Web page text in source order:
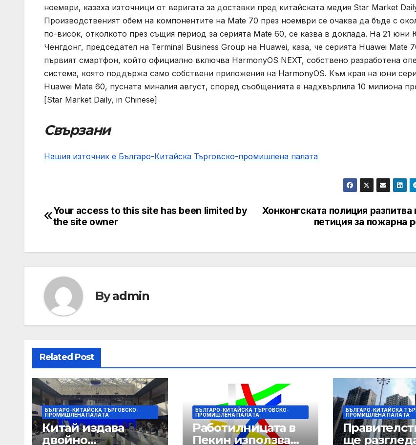
ноември, казаха източници от веригата за доставки пред китайската медия Star Market
Производственият обем на компонентите на Mate 70 през ноември се очаква да бъде с
по-висок, отколкото през същия период за серията Mate 60, се казва в доклада. На 21 юни
Ченгдонг, председател на Terminal Business Group на Huawei, каза, че серията Huawei Mate
първият смартфон, който официално включва HarmonyOS NEXT, собствено разработена
система, която поддържа само собствени приложения на HarmonyOS. Към края на юни
Huawei Mate 60, пусната миналия август, според съобщенията е надхвърлила 10 милиона
[Star Market Daily, in Chinese]
Свързани
Нашия източник е Българо-Китайска Търговско-промишлена палaта
Post
Хонконгската полиция
петиция за пожарна
Your access to this site has been limited by
the site owner
Byadmin
Related Post
БЪЛГАРО-КИТАЙСКА ТЪРГОВСКО-
ПРОМИШЛЕНА ПАЛAТА
Китай издава
двойно
БЪЛГАРО-КИТАЙСКА ТЪРГОВСКО-
ПРОМИШЛЕНА ПАЛAТА
Работилницата в
Пекин използва
БЪЛГАРО-КИТАЙСКА
ПРОМИШЛЕНА ПАЛAТА
ще